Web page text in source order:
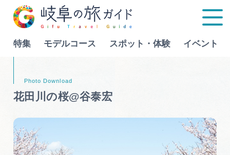
特集 モデルコース スポット・体験 イベント
特集
モデルコース
Language
花田川の桜@谷泰宏